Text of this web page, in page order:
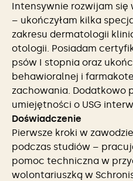
Intensywnie rozwijam
– ukończyłam kilka
zakresu dermatologii
otologii. Posiadam
psów I stopnia oraz
behawioralnej i
zachowania. Dodatkowo
umiejętności o USG
Doświadczenie
Pierwsze kroki w
podczas studiów –
pomoc techniczna w
wolontariuszką w